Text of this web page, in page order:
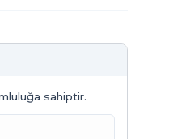
sahiptir.